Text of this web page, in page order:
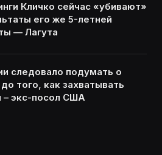
Кличко сейчас «убивают»
его же 5-летней
— Лагута
следовало подумать о
того, как захватывать
экс-посол США